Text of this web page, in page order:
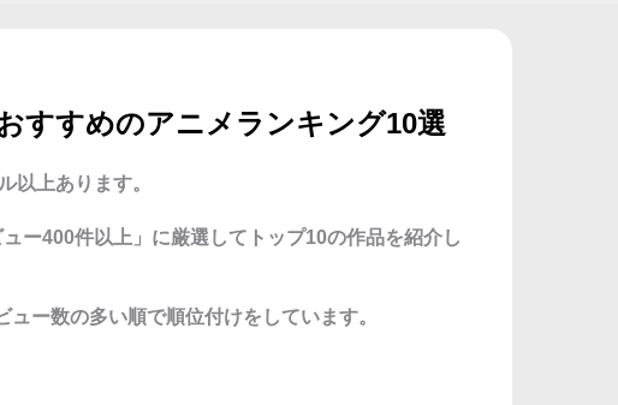
すすめのアニメランキング10選
以上あります。
ー400件以上」に厳選してトップ10の作品を紹介し
ー数の多い順で順位付けをしています。